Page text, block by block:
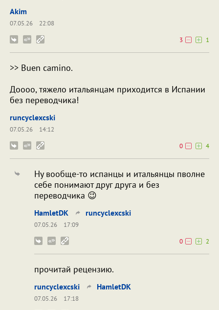
Akim
07.05.26
22:08
3
1
>> Buen camino.
Доооо, тяжело итальянцам приходится в Испании
без переводчика!
runcyclexcski
07.05.26
14:12
0
4
Ну вообще-то испанцы и итальянцы пволне
себе понимают друг друга и без
переводчика 😉
HamletDK runcyclexcski
07.05.26
17:09
0
2
прочитай рецензию.
runcyclexcski HamletDK
07.05.26
17:18